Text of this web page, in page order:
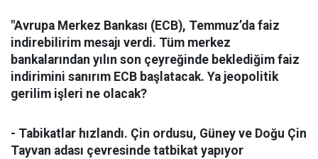
"Avrupa Merkez Bankası (ECB), Temmuz’da faiz
indirebilirim mesajı verdi. Tüm merkez
bankalarından yılın son çeyreğinde beklediğim faiz
indirimini sanırım ECB başlatacak. Ya jeopolitik
gerilim işleri ne olacak?
- Tabikatlar hızlandı. Çin ordusu, Güney ve Doğu Çin
Tayvan adası çevresinde tatbikat yapıyor